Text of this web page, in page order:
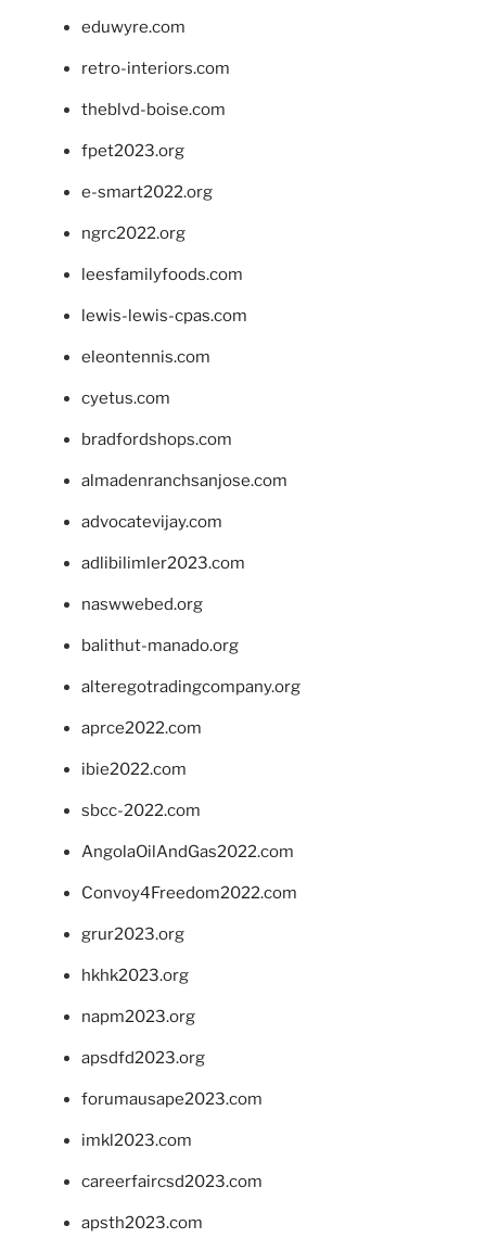
eduwyre.com
retro-interiors.com
theblvd-boise.com
fpet2023.org
e-smart2022.org
ngrc2022.org
leesfamilyfoods.com
lewis-lewis-cpas.com
eleontennis.com
cyetus.com
bradfordshops.com
almadenranchsanjose.com
advocatevijay.com
adlibilimler2023.com
naswwebed.org
balithut-manado.org
alteregotradingcompany.org
aprce2022.com
ibie2022.com
sbcc-2022.com
AngolaOilAndGas2022.com
Convoy4Freedom2022.com
grur2023.org
hkhk2023.org
napm2023.org
apsdfd2023.org
forumausape2023.com
imkl2023.com
careerfaircsd2023.com
apsth2023.com